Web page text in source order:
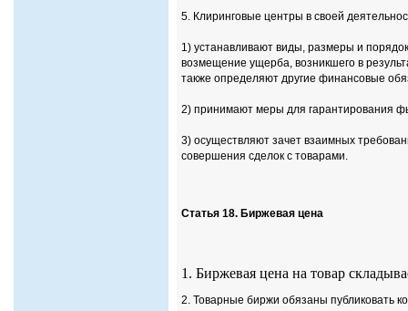
5. Клиринговые центры в своей
1) устанавливают виды, размеры и
возмещение ущерба, возникшего в
также определяют другие финансовые
2) принимают меры для гарантирования
3) осуществляют зачет взаимных
совершения сделок с товарами.
Статья 18. Биржевая цена
1. Биржевая цена на товар
2. Товарные биржи обязаны публиковать